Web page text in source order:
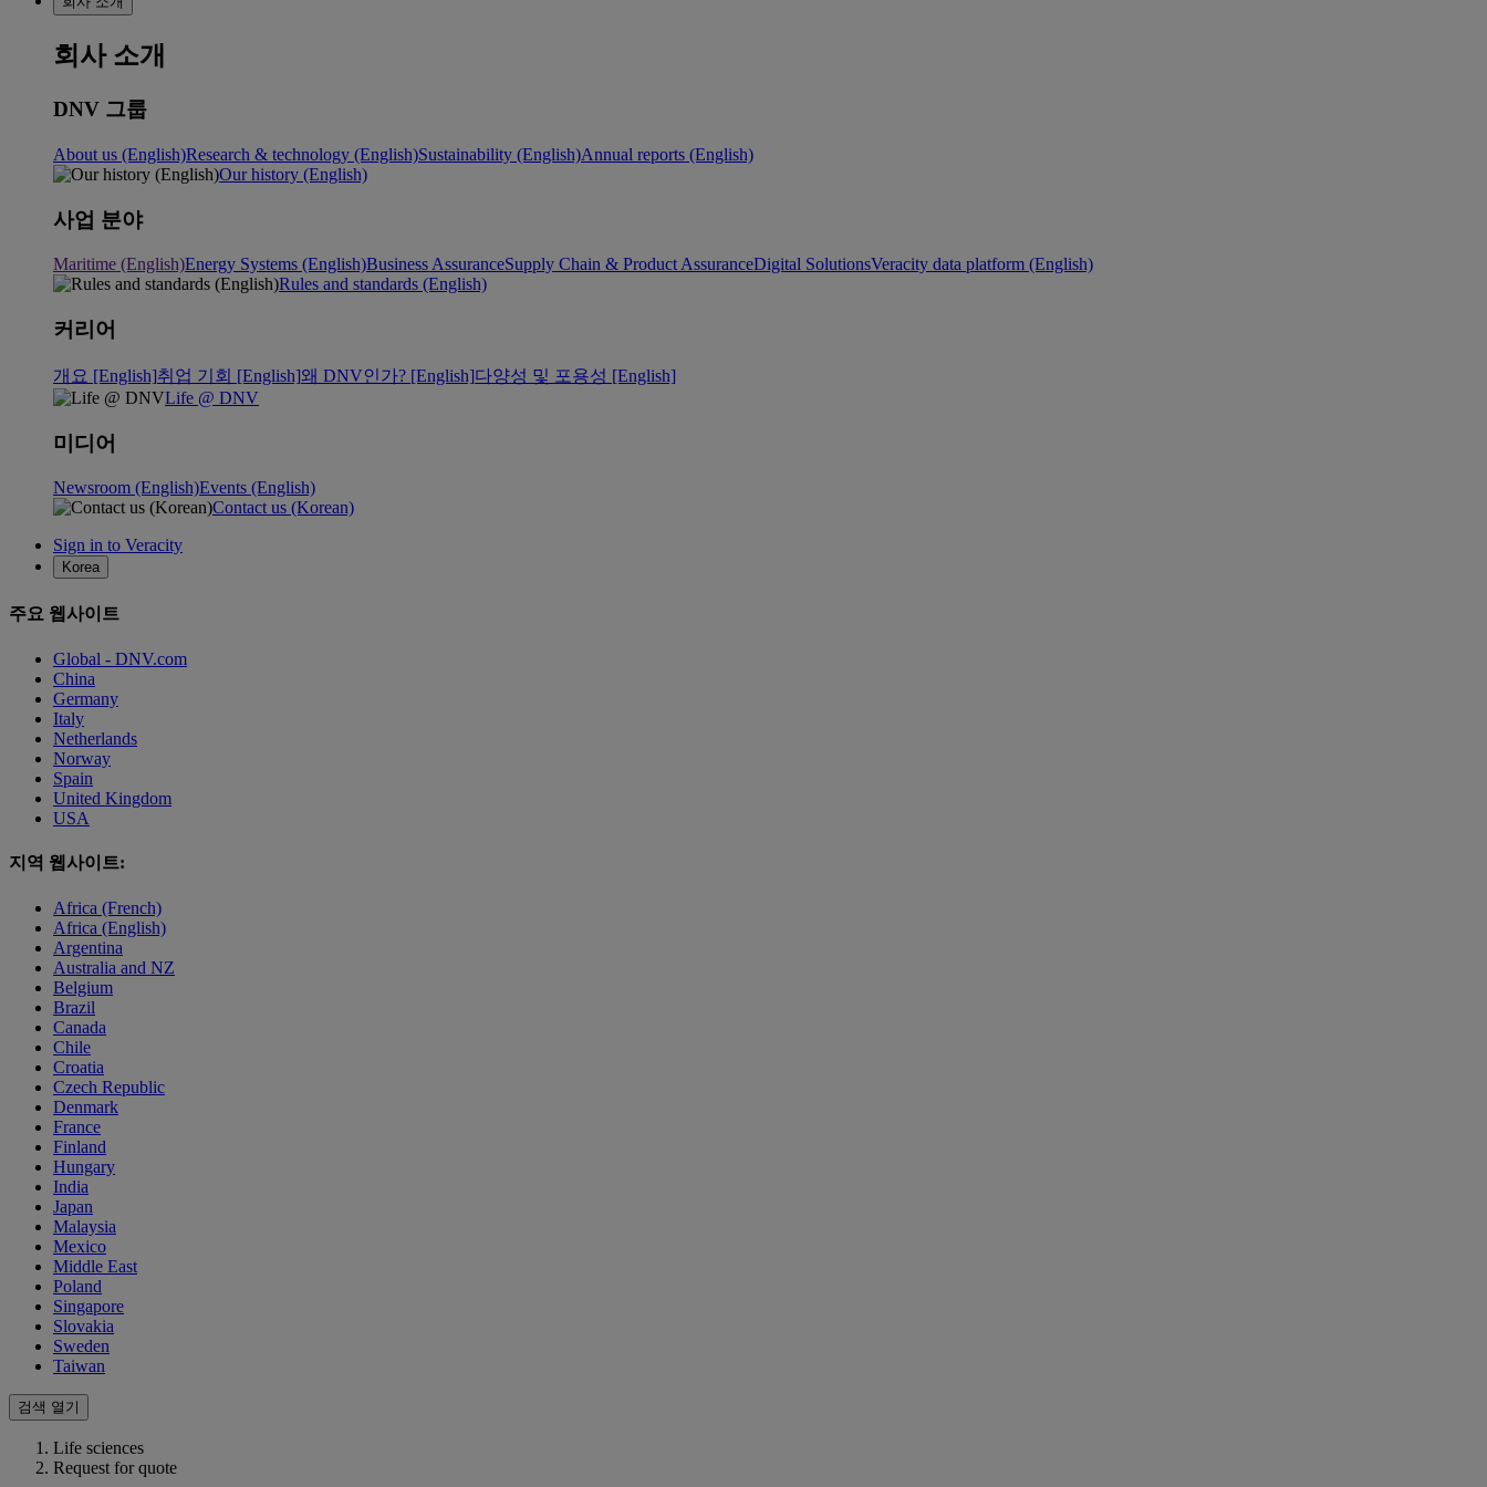
회사 소개
DNV 그룹
About us (English)Research & technology (English)Sustainability (English)Annual reports (English)
Our history (English)
사업 분야
Maritime (English)Energy Systems (English)Business AssuranceSupply Chain & Product AssuranceDigital SolutionsVeracity data platform (English)
Rules and standards (English)
커리어
개요 [English]취업 기회 [English]왜 DNV인가? [English]다양성 및 포용성 [English]
Life @ DNV
미디어
Newsroom (English)Events (English)
Contact us (Korean)
Sign in to Veracity
Korea
주요 웹사이트
Global - DNV.com
China
Germany
Italy
Netherlands
Norway
Spain
United Kingdom
USA
지역 웹사이트:
Africa (French)
Africa (English)
Argentina
Australia and NZ
Belgium
Brazil
Canada
Chile
Croatia
Czech Republic
Denmark
France
Finland
Hungary
India
Japan
Malaysia
Mexico
Middle East
Poland
Singapore
Slovakia
Sweden
Taiwan
검색 열기
Life sciences
Request for quote